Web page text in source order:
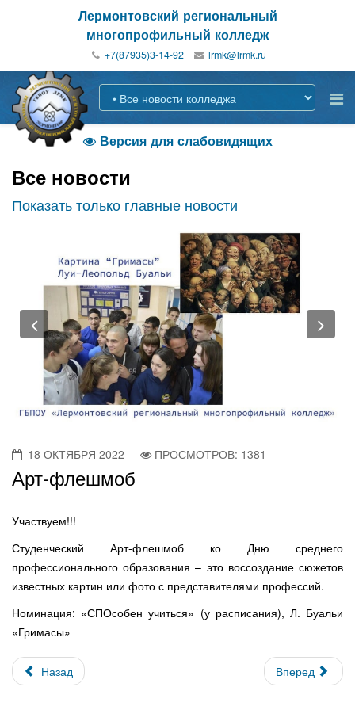
Лермонтовский региональный
многопрофильный колледж
+7(87935)3-14-92
Версия для слабовидящих
Все новости
Показать только главные новости
Previous
18 ОКТЯБРЯ 2022 ПРОСМОТРОВ: 1381
Арт-флешмоб
Участвуем!!!
Студенческий Арт-флешмоб ко Дню среднего
профессионального образования – это воссоздание сюжетов
известных картин или фото с представителями профессий.
Номинация: «СПОсобен учиться» (у расписания), Л. Буальи
«Гримасы»
Назад Вперед